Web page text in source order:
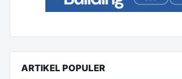
ARTIKEL POPULER